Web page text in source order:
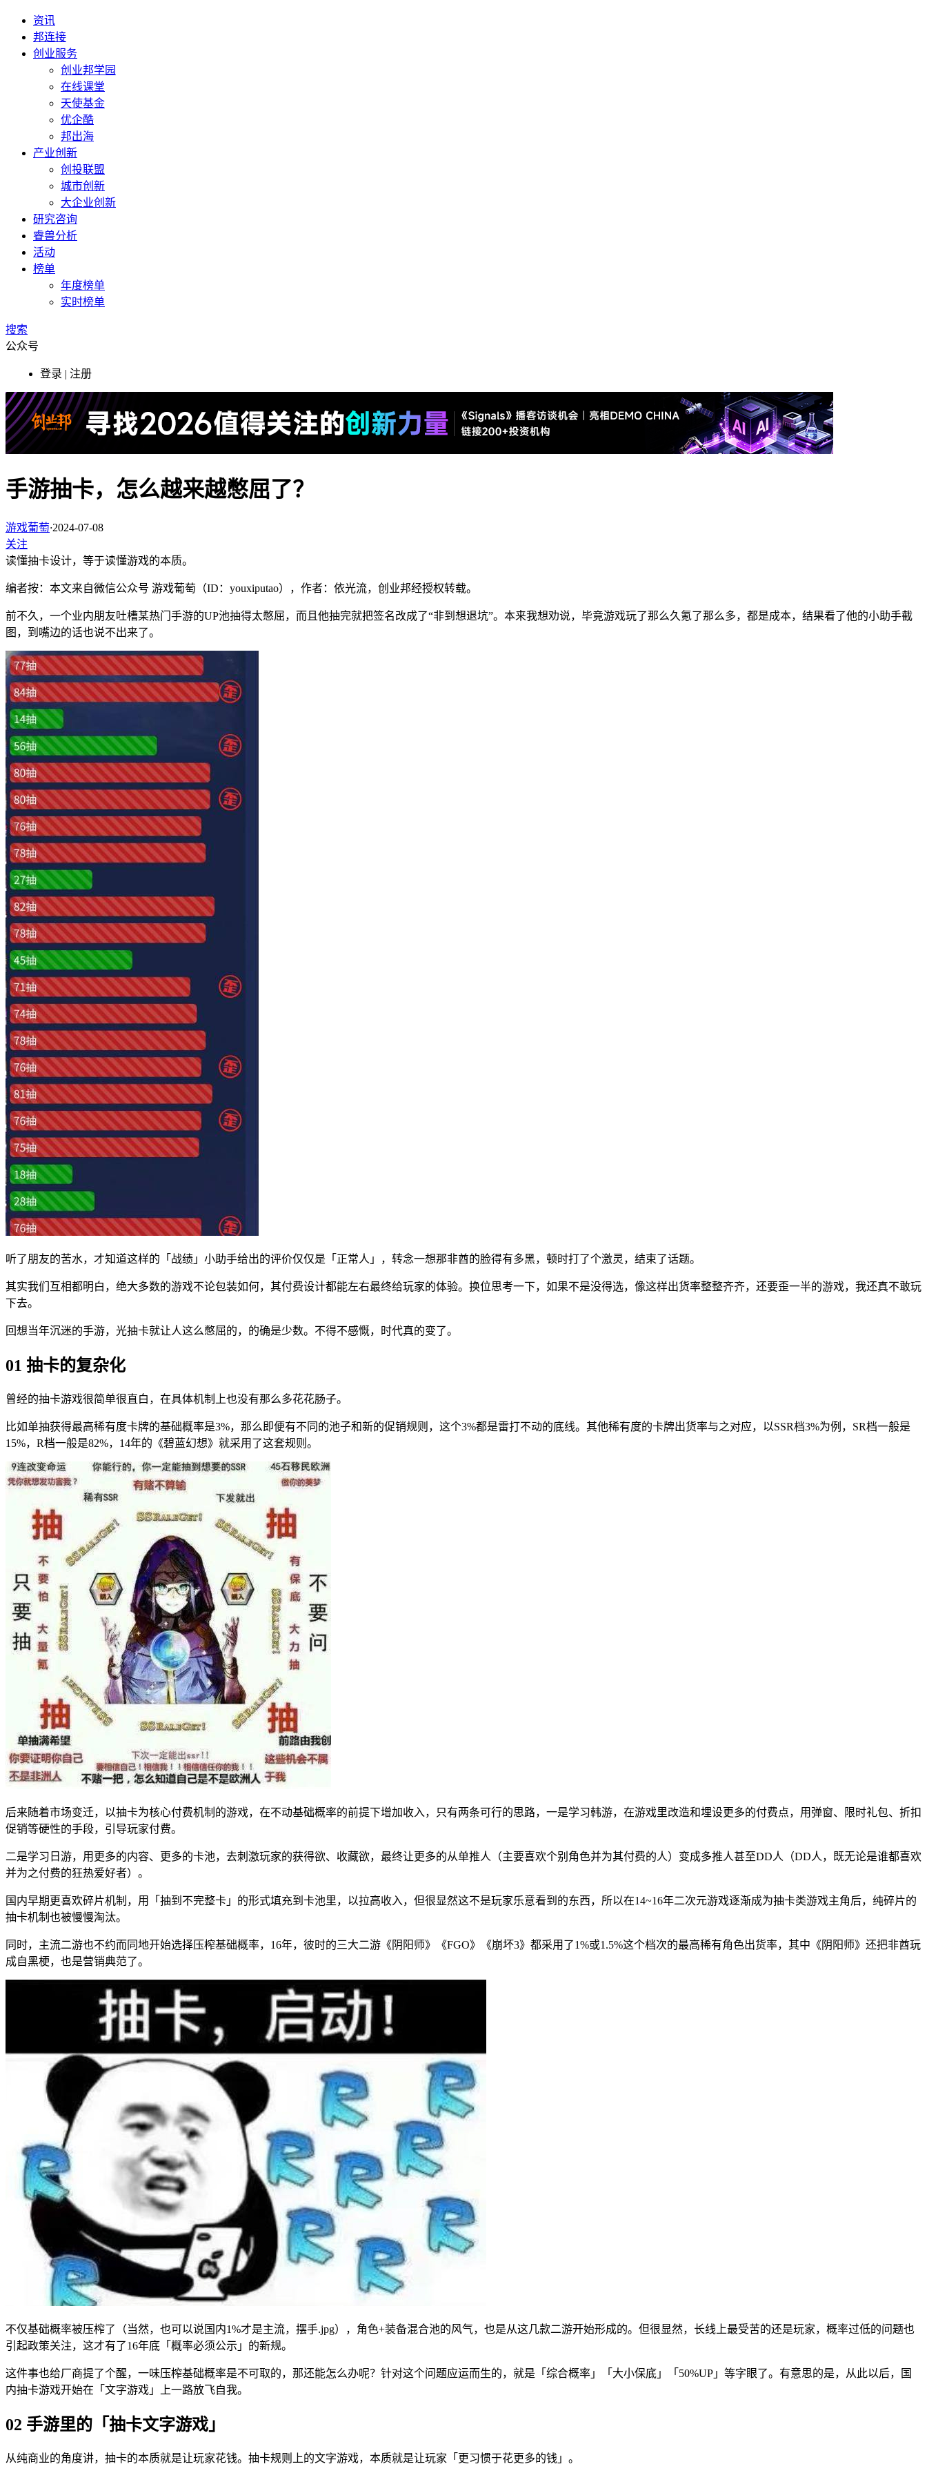
资讯
邦连接
创业服务
创业邦学园
在线课堂
天使基金
优企酷
邦出海
产业创新
创投联盟
城市创新
大企业创新
研究咨询
睿兽分析
活动
榜单
年度榜单
实时榜单
搜索
公众号
登录 | 注册
手游抽卡，怎么越来越憋屈了？
游戏葡萄·2024-07-08
关注
读懂抽卡设计，等于读懂游戏的本质。
编者按：本文来自微信公众号 游戏葡萄（ID：youxiputao），作者：依光流，创业邦经授权转载。
前不久，一个业内朋友吐槽某热门手游的UP池抽得太憋屈，而且他抽完就把签名改成了“非到想退坑”。本来我想劝说，毕竟游戏玩了那么久氪了那么多，都是成本，结果看了他的小助手截
图，到嘴边的话也说不出来了。
听了朋友的苦水，才知道这样的「战绩」小助手给出的评价仅仅是「正常人」，转念一想那非酋的脸得有多黑，顿时打了个激灵，结束了话题。
其实我们互相都明白，绝大多数的游戏不论包装如何，其付费设计都能左右最终给玩家的体验。换位思考一下，如果不是没得选，像这样出货率整整齐齐，还要歪一半的游戏，我还真不敢玩
下去。
回想当年沉迷的手游，光抽卡就让人这么憋屈的，的确是少数。不得不感慨，时代真的变了。
01 抽卡的复杂化
曾经的抽卡游戏很简单很直白，在具体机制上也没有那么多花花肠子。
比如单抽获得最高稀有度卡牌的基础概率是3%，那么即便有不同的池子和新的促销规则，这个3%都是雷打不动的底线。其他稀有度的卡牌出货率与之对应，以SSR档3%为例，SR档一般是
15%，R档一般是82%，14年的《碧蓝幻想》就采用了这套规则。
后来随着市场变迁，以抽卡为核心付费机制的游戏，在不动基础概率的前提下增加收入，只有两条可行的思路，一是学习韩游，在游戏里改造和埋设更多的付费点，用弹窗、限时礼包、折扣
促销等硬性的手段，引导玩家付费。
二是学习日游，用更多的内容、更多的卡池，去刺激玩家的获得欲、收藏欲，最终让更多的从单推人（主要喜欢个别角色并为其付费的人）变成多推人甚至DD人（DD人，既无论是谁都喜欢
并为之付费的狂热爱好者）。
国内早期更喜欢碎片机制，用「抽到不完整卡」的形式填充到卡池里，以拉高收入，但很显然这不是玩家乐意看到的东西，所以在14~16年二次元游戏逐渐成为抽卡类游戏主角后，纯碎片的
抽卡机制也被慢慢淘汰。
同时，主流二游也不约而同地开始选择压榨基础概率，16年，彼时的三大二游《阴阳师》《FGO》《崩坏3》都采用了1%或1.5%这个档次的最高稀有角色出货率，其中《阴阳师》还把非酋玩
成自黑梗，也是营销典范了。
不仅基础概率被压榨了（当然，也可以说国内1%才是主流，摆手.jpg），角色+装备混合池的风气，也是从这几款二游开始形成的。但很显然，长线上最受苦的还是玩家，概率过低的问题也
引起政策关注，这才有了16年底「概率必须公示」的新规。
这件事也给厂商提了个醒，一味压榨基础概率是不可取的，那还能怎么办呢？针对这个问题应运而生的，就是「综合概率」「大小保底」「50%UP」等字眼了。有意思的是，从此以后，国
内抽卡游戏开始在「文字游戏」上一路放飞自我。
02 手游里的「抽卡文字游戏」
从纯商业的角度讲，抽卡的本质就是让玩家花钱。抽卡规则上的文字游戏，本质就是让玩家「更习惯于花更多的钱」。